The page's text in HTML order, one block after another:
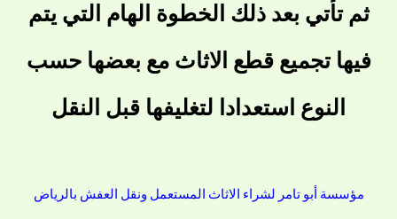
ثم تأتي بعد ذلك الخطوة الهام التي يتم
فيها تجميع قطع الاثاث مع بعضها حسب
النوع استعدادا لتغليفها قبل النقل
مؤسسة أبو تامر لشراء الاثاث المستعمل ونقل العفش بالرياض